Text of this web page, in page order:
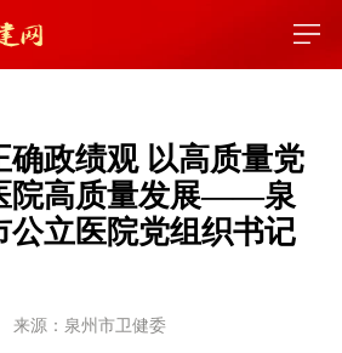
确政绩观 以高质量党
院高质量发展——泉
公立医院党组织书记
来源：泉州市卫健委